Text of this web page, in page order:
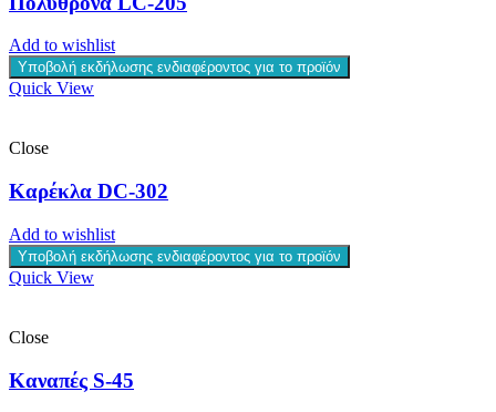
Add to wishlist
Υποβολή εκδήλωσης ενδιαφέροντος για το προϊόν
Quick View
Close
Καρέκλα DC-302
Add to wishlist
Υποβολή εκδήλωσης ενδιαφέροντος για το προϊόν
Quick View
Close
Καναπές S-45